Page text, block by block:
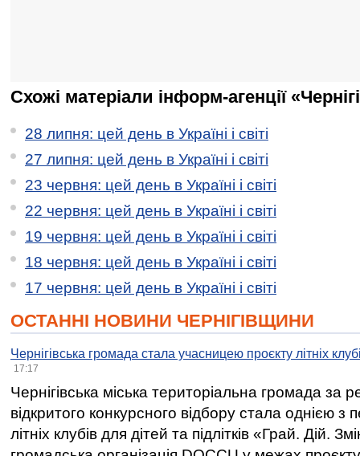
Схожі матеріали інформ-агенції
28 липня: цей день в Україні і світі
27 липня: цей день в Україні і світі
23 червня: цей день в Україні і світі
22 червня: цей день в Україні і світі
19 червня: цей день в Україні і світі
18 червня: цей день в Україні і світі
17 червня: цей день в Україні і світі
ОСТАННІ НОВИНИ ЧЕРНІГІВЩИНИ
Чернігівська громада стала учасницею проєкту літніх
17:17
Чернігівська міська територіальна громада за
відкритого конкурсного відбору стала однією
літніх клубів для дітей та підлітків «Грай. Дій.